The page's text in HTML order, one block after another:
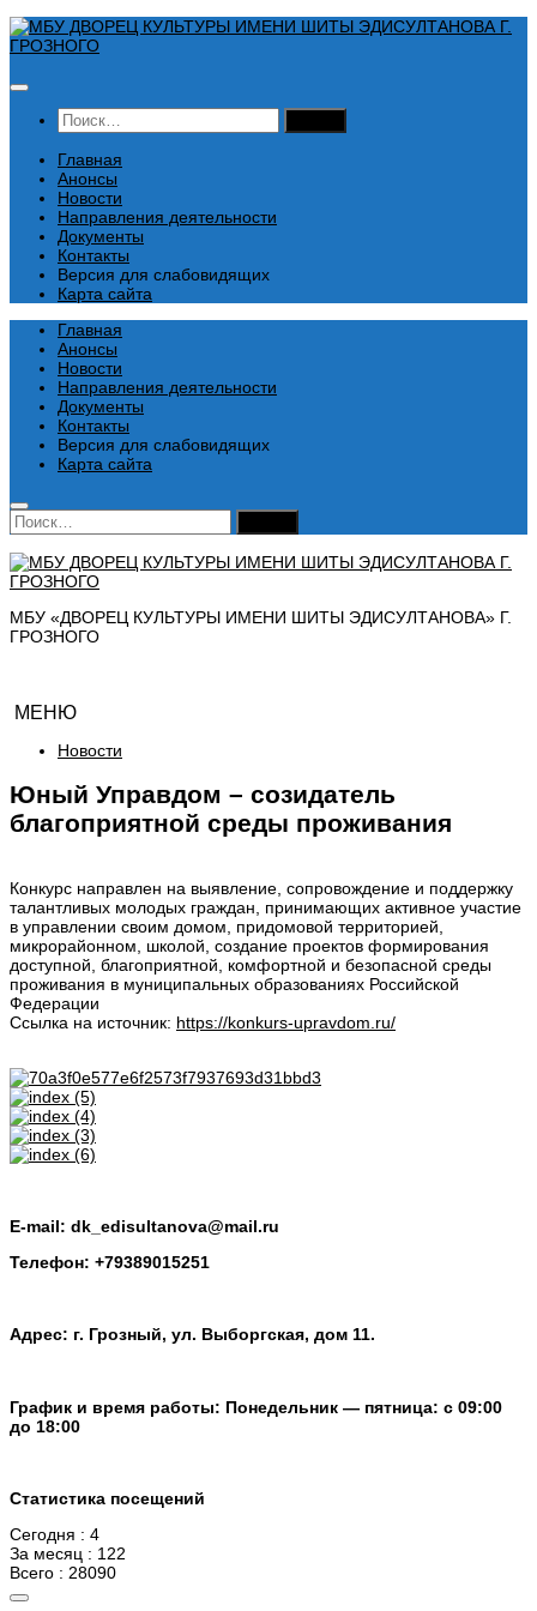
Перейти
к
Найти:
Главная
Анонсы
Новости
Направления деятельности
Документы
Контакты
Версия для слабовидящих
Карта сайта
Главная
Анонсы
Новости
Направления деятельности
Документы
Контакты
Версия для слабовидящих
Карта сайта
Найти:
МБУ «ДВОРЕЦ КУЛЬТУРЫ ИМЕНИ ШИТЫ ЭДИСУЛТАНОВА» Г.
ГРОЗНОГО
МЕНЮ
Новости
Юный Управдом – созидатель
благоприятной среды проживания
Конкурс направлен на выявление, сопровождение и поддержку
талантливых молодых граждан, принимающих активное участие
в управлении своим домом, придомовой территорией,
микрорайонном, школой, создание проектов формирования
доступной, благоприятной, комфортной и безопасной среды
проживания в муниципальных образованиях Российской
Федерации
Ссылка на источник: https://konkurs-upravdom.ru/
E-mail: dk_edisultanova@mail.ru
Телефон: +79389015251
Адрес: г. Грозный, ул. Выборгская, дом 11.
График и время работы: Понедельник — пятница: с 09:00
до 18:00
Статистика посещений
Сегодня : 4
За месяц : 122
Всего : 28090